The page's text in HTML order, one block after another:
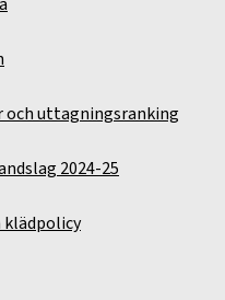
uttagningsranking
2024-25
klädpolicy